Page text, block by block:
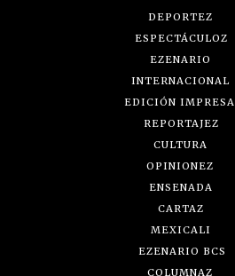
DEPORTEZ
ESPECTÁCULOZ
EZENARIO
INTERNACIONAL
EDICIÓN IMPRESA
REPORTAJEZ
CULTURA
OPINIONEZ
ENSENADA
CARTAZ
MEXICALI
EZENARIO BCS
COLUMNAZ